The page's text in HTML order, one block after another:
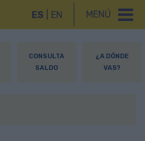
MENÚ
ES EN
CONSULTA
SALDO
¿A DÓNDE
VAS?